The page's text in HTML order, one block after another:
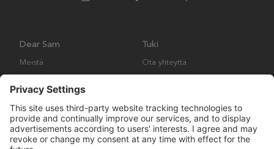
Dear Sam
Meistä
Tuki
Ota yhteyttä
Palautukset ja vaatimukset